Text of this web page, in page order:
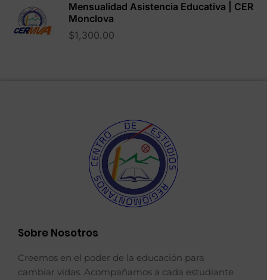
Mensualidad Asistencia Educativa | CER
Monclova
$1,300.00
Sobre Nosotros
Creemos en el poder de la educación para
cambiar vidas. Acompañamos a cada estudiante